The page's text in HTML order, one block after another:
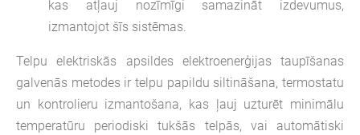
kas atļauj nozīmīgi samazināt izdevumus,
izmantojot šīs sistēmas.
Telpu elektriskās apsildes elektroenerģijas taupīšanas
galvenās metodes ir telpu papildu siltināšana, termostatu
un kontrolieru izmantošana, kas ļauj uzturēt minimālu
temperatūru periodiski tukšās telpās, vai automātiski